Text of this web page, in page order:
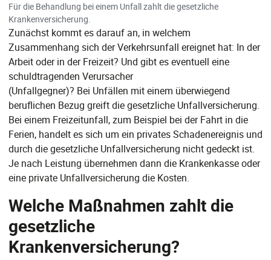
Für die Behandlung bei einem Unfall zahlt die gesetzliche
Krankenversicherung.
Zunächst kommt es darauf an, in welchem
Zusammenhang sich der Verkehrsunfall ereignet hat: In der
Arbeit oder in der Freizeit? Und gibt es eventuell eine
schuldtragenden Verursacher
(Unfallgegner)? Bei Unfällen mit einem überwiegend
beruflichen Bezug greift die gesetzliche Unfallversicherung.
Bei einem Freizeitunfall, zum Beispiel bei der Fahrt in die
Ferien, handelt es sich um ein privates Schadenereignis und
durch die gesetzliche Unfallversicherung nicht gedeckt ist.
Je nach Leistung übernehmen dann die Krankenkasse oder
eine private Unfallversicherung die Kosten.
Welche Maßnahmen zahlt die
gesetzliche
Krankenversicherung?